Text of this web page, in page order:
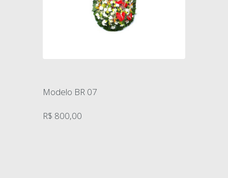
Modelo BR 07
R$ 800,00